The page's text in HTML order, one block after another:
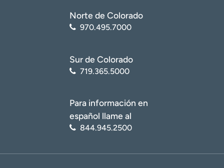
Norte de Colorado
970.495.7000
Sur de Colorado
719.365.5000
Para información en
español llame al
844.945.2500